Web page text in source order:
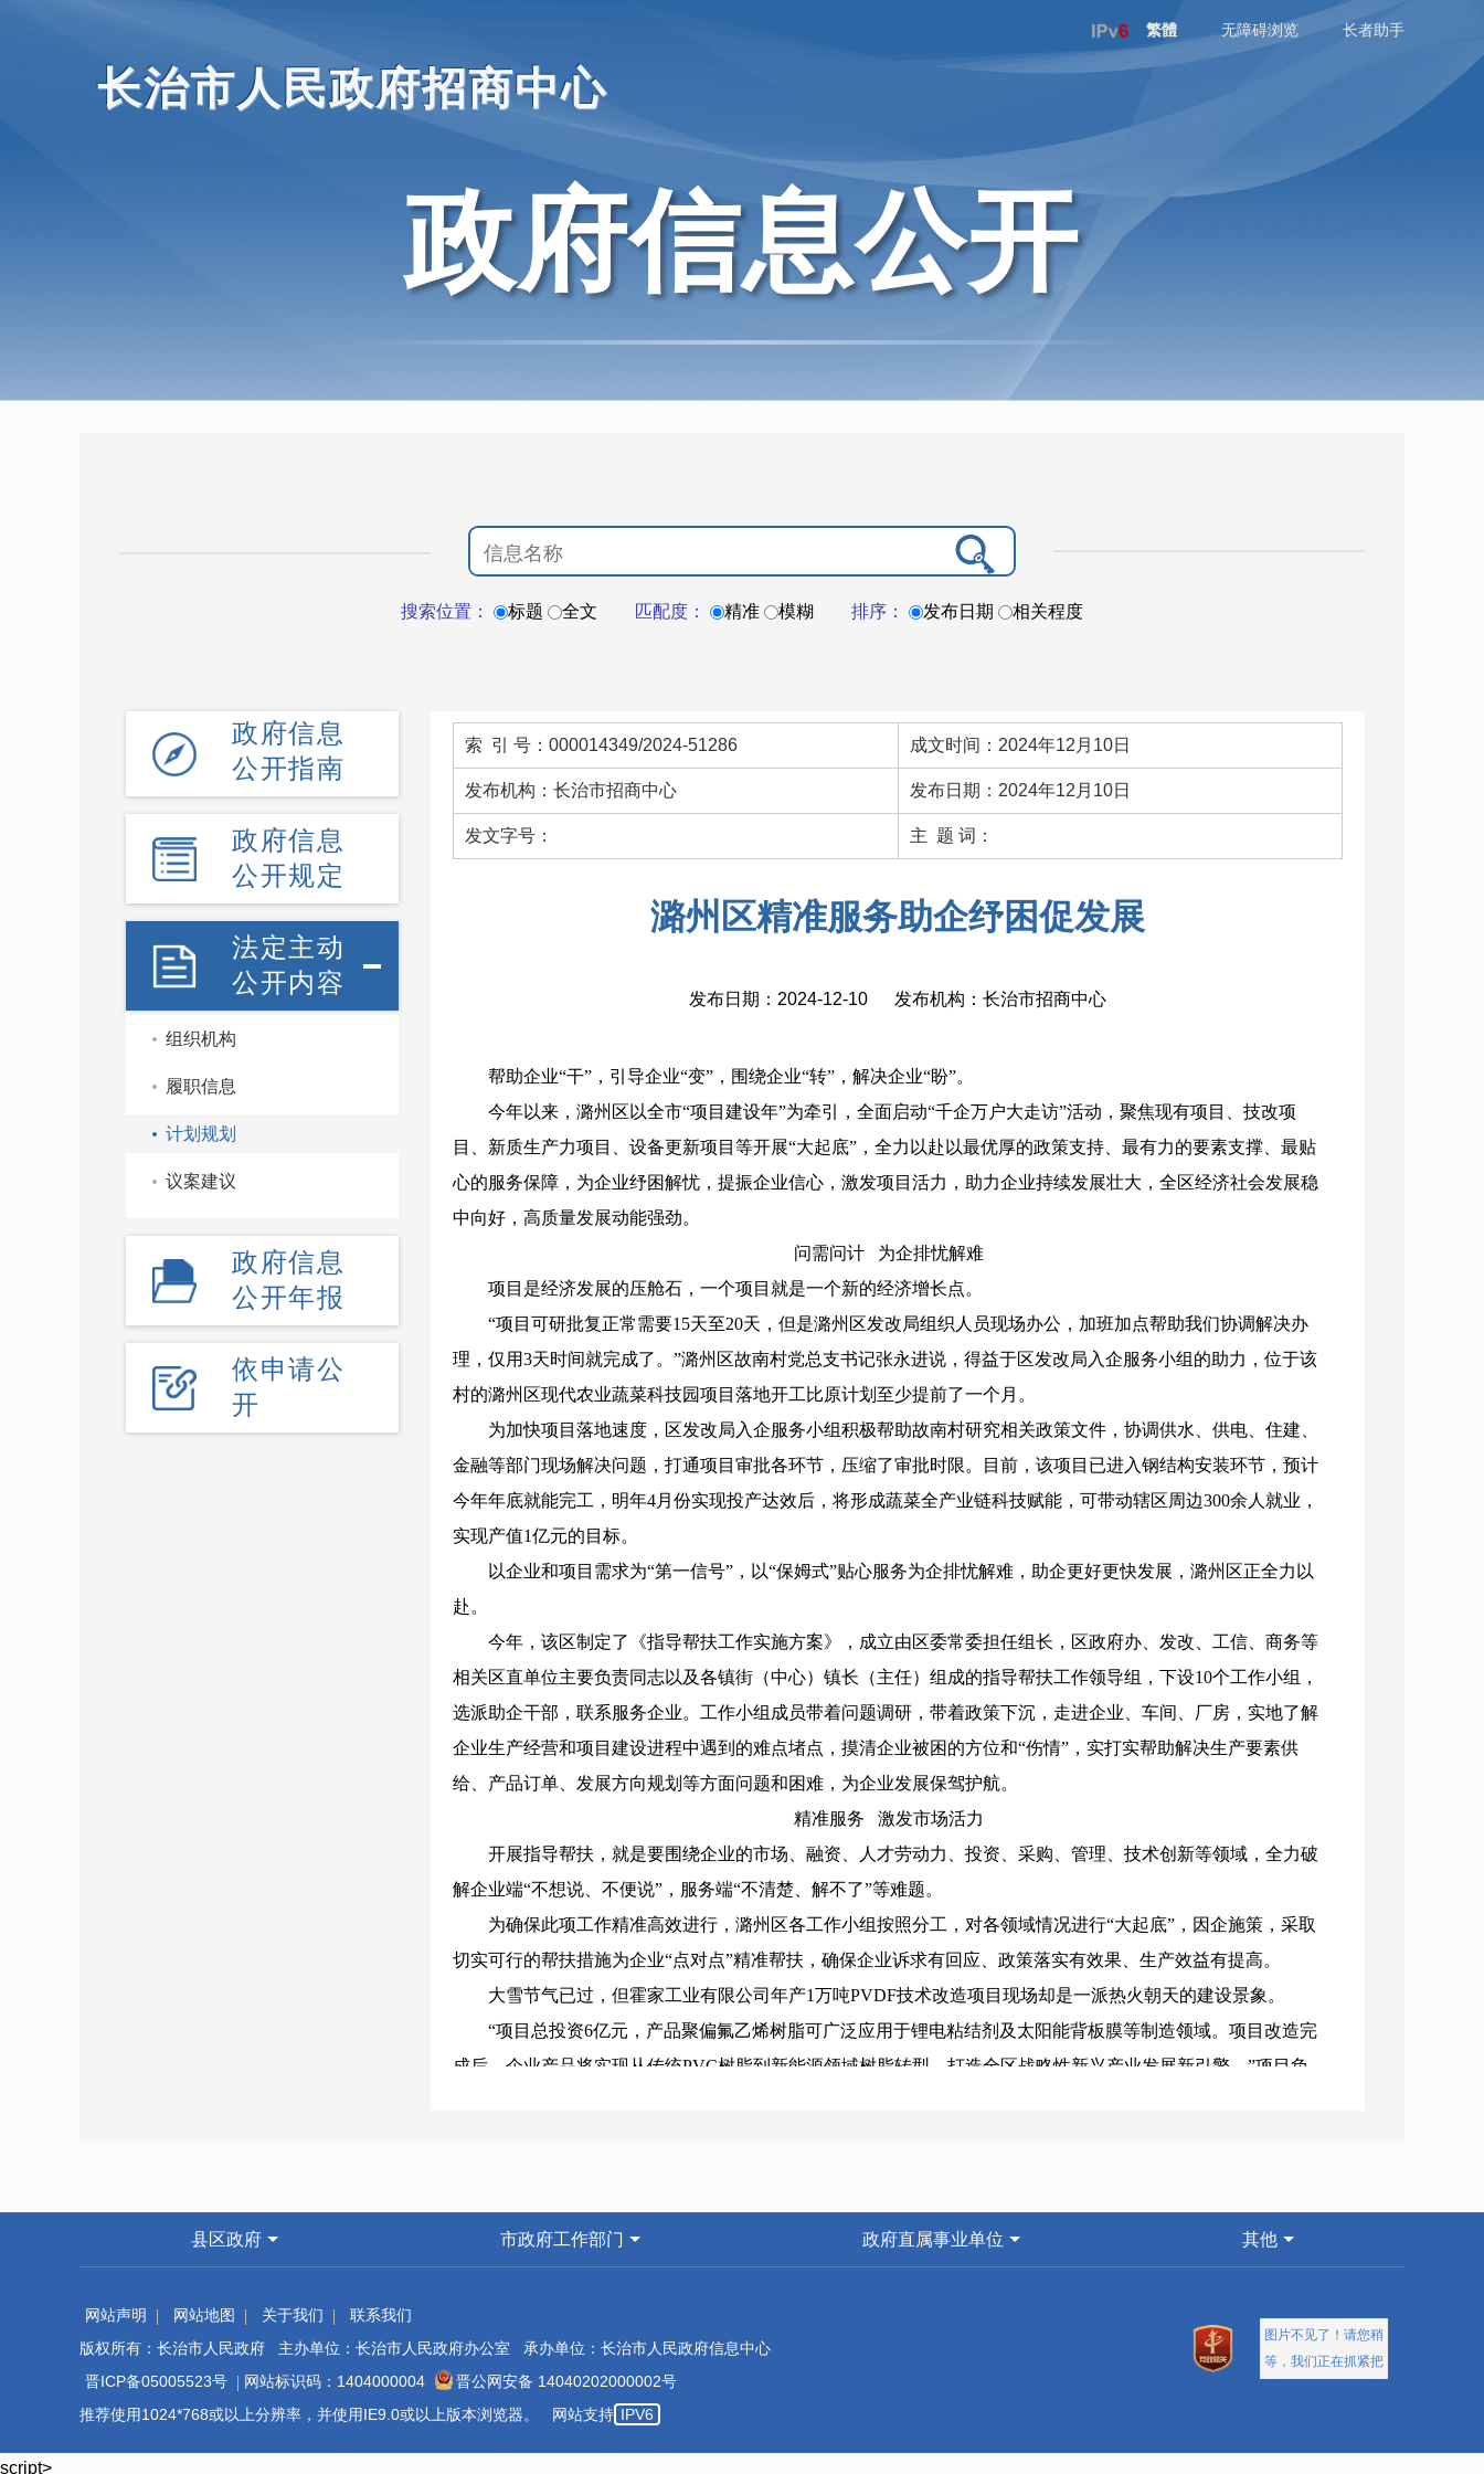
长治市人民政府招商中心
繁體 无障碍浏览 长者助手
政府信息公开
搜索位置： 标题 全文 匹配度： 精准 模糊 排序： 发布日期 相关程度
政府信息
公开指南
政府信息
公开规定
法定主动
公开内容
组织机构
履职信息
计划规划
议案建议
政府信息
公开年报
依申请公
开
索 引 号：000014349/2024-51286 成文时间：2024年12月10日
发布机构：长治市招商中心 发布日期：2024年12月10日
发文字号： 主 题 词：
潞州区精准服务助企纾困促发展
发布日期：2024-12-10 发布机构：长治市招商中心
帮助企业“干”，引导企业“变”，围绕企业“转”，解决企业“盼”。
今年以来，潞州区以全市“项目建设年”为牵引，全面启动“千企万户大走访”活动，聚焦现有项目、技改项
目、新质生产力项目、设备更新项目等开展“大起底”，全力以赴以最优厚的政策支持、最有力的要素支撑、最贴
心的服务保障，为企业纾困解忧，提振企业信心，激发项目活力，助力企业持续发展壮大，全区经济社会发展稳
中向好，高质量发展动能强劲。
问需问计 为企排忧解难
项目是经济发展的压舱石，一个项目就是一个新的经济增长点。
“项目可研批复正常需要15天至20天，但是潞州区发改局组织人员现场办公，加班加点帮助我们协调解决办
理，仅用3天时间就完成了。”潞州区故南村党总支书记张永进说，得益于区发改局入企服务小组的助力，位于该
村的潞州区现代农业蔬菜科技园项目落地开工比原计划至少提前了一个月。
为加快项目落地速度，区发改局入企服务小组积极帮助故南村研究相关政策文件，协调供水、供电、住建、
金融等部门现场解决问题，打通项目审批各环节，压缩了审批时限。目前，该项目已进入钢结构安装环节，预计
今年年底就能完工，明年4月份实现投产达效后，将形成蔬菜全产业链科技赋能，可带动辖区周边300余人就业，
实现产值1亿元的目标。
以企业和项目需求为“第一信号”，以“保姆式”贴心服务为企排忧解难，助企更好更快发展，潞州区正全力以
赴。
今年，该区制定了《指导帮扶工作实施方案》，成立由区委常委担任组长，区政府办、发改、工信、商务等
相关区直单位主要负责同志以及各镇街（中心）镇长（主任）组成的指导帮扶工作领导组，下设10个工作小组，
选派助企干部，联系服务企业。工作小组成员带着问题调研，带着政策下沉，走进企业、车间、厂房，实地了解
企业生产经营和项目建设进程中遇到的难点堵点，摸清企业被困的方位和“伤情”，实打实帮助解决生产要素供
给、产品订单、发展方向规划等方面问题和困难，为企业发展保驾护航。
精准服务 激发市场活力
开展指导帮扶，就是要围绕企业的市场、融资、人才劳动力、投资、采购、管理、技术创新等领域，全力破
解企业端“不想说、不便说”，服务端“不清楚、解不了”等难题。
为确保此项工作精准高效进行，潞州区各工作小组按照分工，对各领域情况进行“大起底”，因企施策，采取
切实可行的帮扶措施为企业“点对点”精准帮扶，确保企业诉求有回应、政策落实有效果、生产效益有提高。
大雪节气已过，但霍家工业有限公司年产1万吨PVDF技术改造项目现场却是一派热火朝天的建设景象。
“项目总投资6亿元，产品聚偏氟乙烯树脂可广泛应用于锂电粘结剂及太阳能背板膜等制造领域。项目改造完
成后，企业产品将实现从传统PVC树脂到新能源领域树脂转型，打造全区战略性新兴产业发展新引擎。”项目负
展关键环节，精准施策、靶向发力，创新建立“多维一体”“多模式”“多对一”等服务模式，以惠企我先行、助企当
指导帮扶工作开展以来，针对困扰企业发展的一些共性问题，潞州区各相关部门加强协调联动，全力推动服
务企业从“办好一件事”向“解决一类事”转变升级。
位于黄碾镇的红旗水泥制造有限公司，是一家主营水泥、砂浆生产销售企业。今年，企业决定投资8000万元
引进先进生产技术和设备，进行技术改造，但不小的资金缺口让企业犯了难。
县区政府 市政府工作部门 政府直属事业单位 其他
网站声明 网站地图 关于我们
联系我们
版权所有：长治市人民政府 主办单位：长治市人民政府办公室 承办单位：长治市人民政府信息中心
晋ICP备05005523号
网站标识码：1404000004
晋公网安备 14040202000002号
推荐使用1024*768或以上分辨率，并使用IE9.0或以上版本浏览器。 网站支持 IPV6
script>